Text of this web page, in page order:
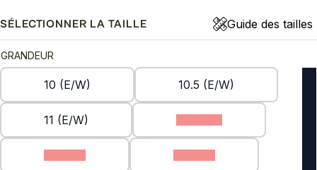
SÉLECTIONNER LA TAILLE Guide des tailles
GRANDEUR
10 (E/W) 10.5 (E/W)
11 (E/W)